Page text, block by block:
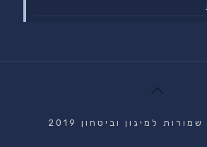
למיגון וביטחון 2019